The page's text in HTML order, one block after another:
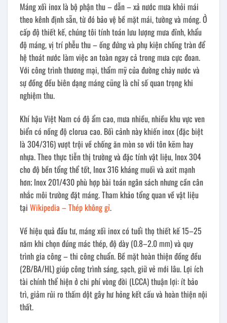
Máng xối inox là bộ phận thu – dẫn – xả nước mưa khỏi mái
theo kênh định sẵn, từ đó bảo vệ bề mặt mái, tường và móng. Ở
cấp độ thiết kế, chúng tôi tính toán lưu lượng mưa đỉnh, khẩu
độ máng, vị trí phễu thu – ống đứng và phụ kiện chống tràn để
hệ thoát nước làm việc an toàn ngay cả trong mưa cực đoan.
Với công trình thương mại, thẩm mỹ của đường chảy nước và
sự đồng đều biên dạng máng cũng là chỉ số quan trọng khi
nghiệm thu.
Khí hậu Việt Nam có độ ẩm cao, mưa nhiều, nhiều khu vực ven
biển có nồng độ clorua cao. Bối cảnh này khiến inox (đặc biệt
là 304/316) vượt trội về chống ăn mòn so với tôn kẽm hay
nhựa. Theo thực tiễn thị trường và đặc tính vật liệu, Inox 304
cho độ bền tổng thể tốt, Inox 316 kháng muối và axit mạnh
hơn; Inox 201/430 phù hợp bài toán ngân sách nhưng cần cân
nhắc môi trường đặt máng. Tham khảo tổng quan về vật liệu
tại Wikipedia – Thép không gỉ.
Về hiệu quả đầu tư, máng xối inox có tuổi thọ thiết kế 15–25
năm khi chọn đúng mác thép, độ dày (0.8–2.0 mm) và quy
trình gia công – thi công chuẩn. Bề mặt hoàn thiện đồng đều
(2B/BA/HL) giúp công trình sáng, sạch, giữ vẻ mới lâu. Lợi ích
tài chính thể hiện ở chi phí vòng đời (LCCA) thuận lợi: ít bảo
trì, giảm rủi ro thấm dột gây hư hỏng kết cấu và hoàn thiện nội
thất.